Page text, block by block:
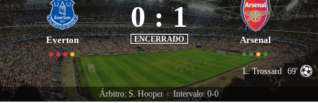
Everton
0 : 1
ENCERRADO Arsenal
L. Trossard 69'
Árbitro: S. Hooper Intervalo: 0-0